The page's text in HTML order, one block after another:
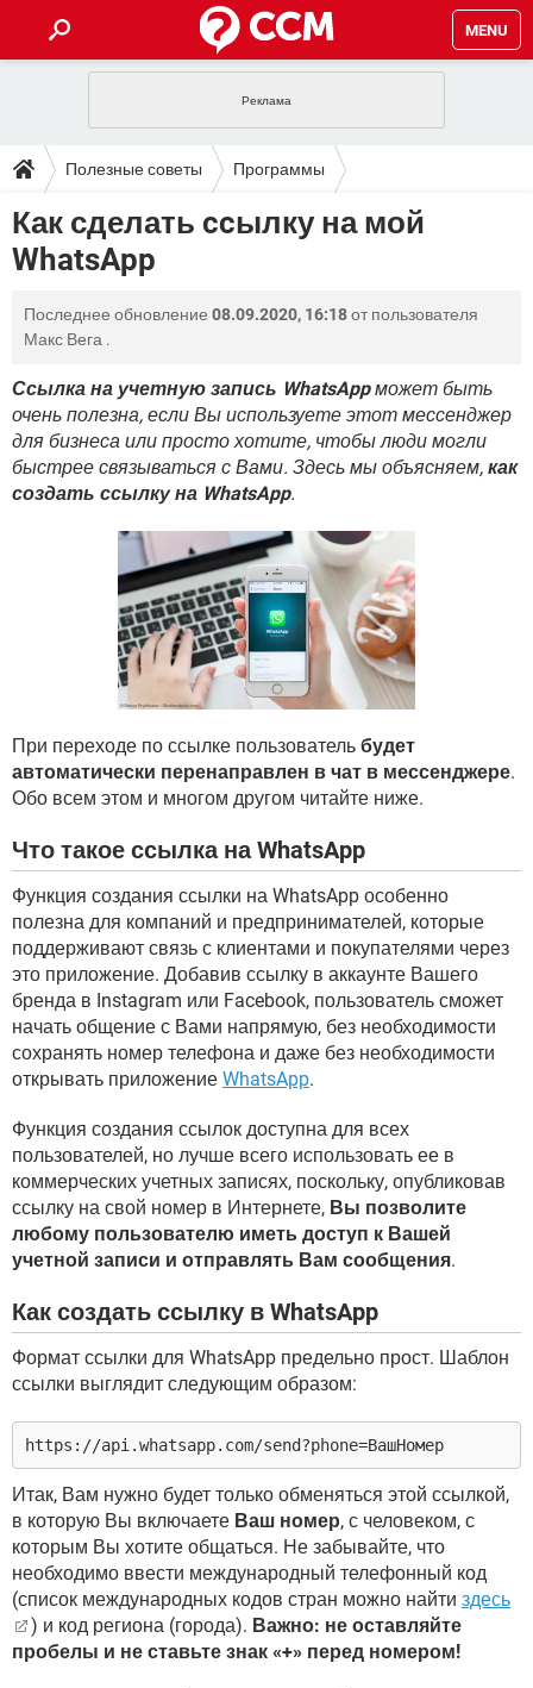
MENU
INSTAGRAM FACEBOOK
ИГРЫ WINDOWS 10
ВКОНТАКТЕ
ПОЛЕЗНЫЕ СОВЕТЫ
TIKTOK TELEGRAM
WHATSAPP INSTAGRAM
WINDOWS 10 ВКОНТАКТЕ
YANDEX
ЗАГРУЗКИ
TIKTOK
FACEBOOK
WINDOWS 10 ВКОНТАКТЕ
ВИДЕО GOOGLE
YANDEX
ФОРУМ
TIKTOK TELEGRAM
FACEBOOK ИГРЫ
WINDOWS 10 ВКОНТАКТЕ
ВИДЕО
ЭНЦИКЛОПЕДИЯ
TIKTOK TELEGRAM
WHATSAPP INSTAGRAM
FACEBOOK ИГРЫ
WINDOWS 10 ВКОНТАКТЕ
GOOGLE
Полезные советы Программы
Служба мгновенных сообщений
Как сделать ccылку на мой
WhatsApp
Последнее обновление 08.09.2020, 16:18от пользователя
Макс Вега .
Ссылка на учетную запись WhatsAppможет быть
очень полезна, если Вы используете этот мессенджер
для бизнеса или просто хотите, чтобы люди могли
быстрее связываться с Вами. Здесь мы объясняем, как
создать ссылку на WhatsApp.
При переходе по ссылке пользователь будет
автоматически перенаправлен в чат в мессенджере.
Обо всем этом и многом другом читайте ниже.
Что такое ссылка на WhatsApp
Функция создания ссылки на WhatsApp особенно
полезна для компаний и предпринимателей, которые
поддерживают связь с клиентами и покупателями через
это приложение. Добавив ссылку в аккаунте Вашего
бренда в Instagram или Facebook, пользователь сможет
начать общение с Вами напрямую, без необходимости
сохранять номер телефона и даже без необходимости
открывать приложение WhatsApp.
Функция создания ссылок доступна для всех
пользователей, но лучше всего использовать ее в
коммерческих учетных записях, поскольку, опубликовав
ссылку на свой номер в Интернете, Вы позволите
любому пользователю иметь доступ к Вашей
учетной записи и отправлять Вам сообщения.
Как создать ссылку в WhatsApp
Формат ссылки для WhatsApp предельно прост. Шаблон
ссылки выглядит следующим образом:
https://api.whatsapp.com/send?phone=ВашНомер
Итак, Вам нужно будет только обменяться этой ссылкой,
в которую Вы включаете Ваш номер, с человеком, с
которым Вы хотите общаться. Не забывайте, что
необходимо ввести международный телефонный код
(список международных кодов стран можно найти здесь
) и код региона (города). Важно: не оставляйте
пробелы и не ставьте знак «+» перед номером!